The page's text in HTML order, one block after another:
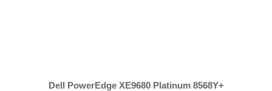
Dell PowerEdge XE9680 Platinum 8568Y+